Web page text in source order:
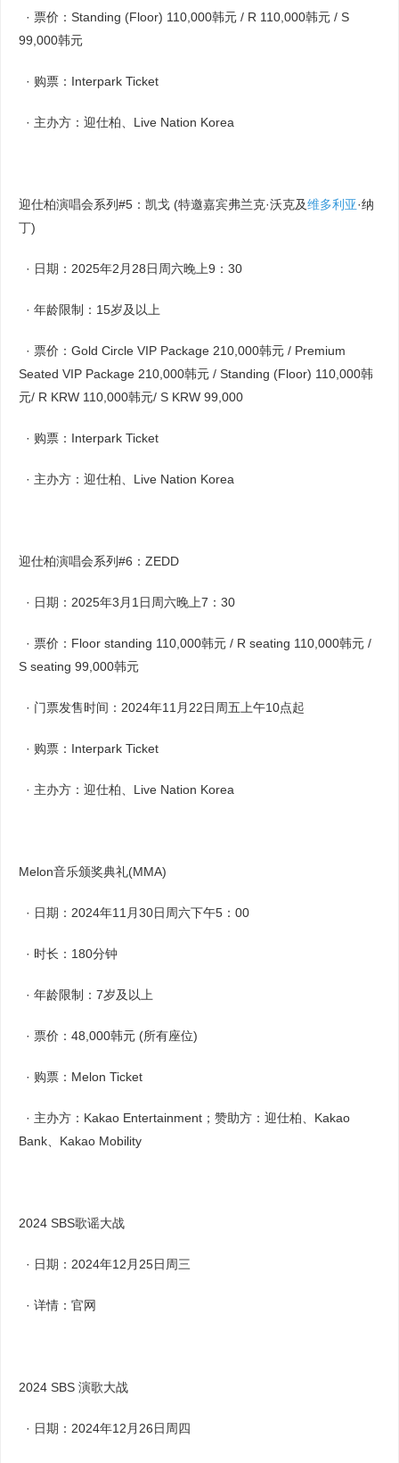
· 票价：Standing (Floor) 110,000韩元 / R 110,000韩元 / S
99,000韩元
· 购票：Interpark Ticket
· 主办方：迎仕柏、Live Nation Korea
迎仕柏演唱会系列#5：凯戈 (特邀嘉宾弗兰克·沃克及维多利亚·纳
丁)
· 日期：2025年2月28日周六晚上9：30
· 年龄限制：15岁及以上
· 票价：Gold Circle VIP Package 210,000韩元 / Premium
Seated VIP Package 210,000韩元 / Standing (Floor) 110,000韩
元/ R KRW 110,000韩元/ S KRW 99,000
· 购票：Interpark Ticket
· 主办方：迎仕柏、Live Nation Korea
迎仕柏演唱会系列#6：ZEDD
· 日期：2025年3月1日周六晚上7：30
· 票价：Floor standing 110,000韩元 / R seating 110,000韩元 /
S seating 99,000韩元
· 门票发售时间：2024年11月22日周五上午10点起
· 购票：Interpark Ticket
· 主办方：迎仕柏、Live Nation Korea
Melon音乐颁奖典礼(MMA)
· 日期：2024年11月30日周六下午5：00
· 时长：180分钟
· 年龄限制：7岁及以上
· 票价：48,000韩元 (所有座位)
· 购票：Melon Ticket
· 主办方：Kakao Entertainment；赞助方：迎仕柏、Kakao
Bank、Kakao Mobility
2024 SBS歌谣大战
· 日期：2024年12月25日周三
· 详情：官网
2024 SBS 演歌大战
· 日期：2024年12月26日周四